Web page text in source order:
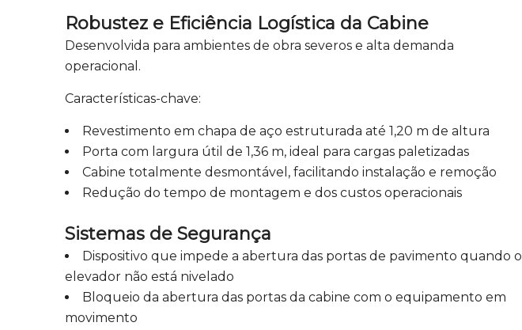
Robustez e Eficiência Logística da Cabine
Desenvolvida para ambientes de obra severos e alta demanda
operacional.
Características-chave:
Revestimento em chapa de aço estruturada até 1,20 m de altura
Porta com largura útil de 1,36 m, ideal para cargas paletizadas
Cabine totalmente desmontável, facilitando instalação e remoção
Redução do tempo de montagem e dos custos operacionais
Sistemas de Segurança
Dispositivo que impede a abertura das portas de pavimento quando o
elevador não está nivelado
Bloqueio da abertura das portas da cabine com o equipamento em
movimento